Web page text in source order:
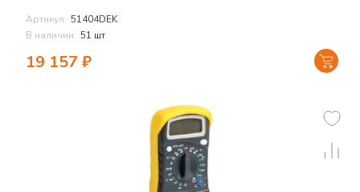
Артикул: 51404DEK
В наличии: 51 шт
19 157 ₽